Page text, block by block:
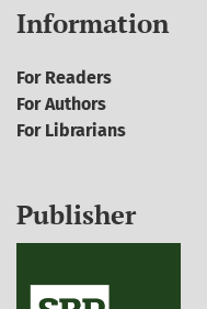
Information
For Readers
For Authors
For Librarians
Publisher